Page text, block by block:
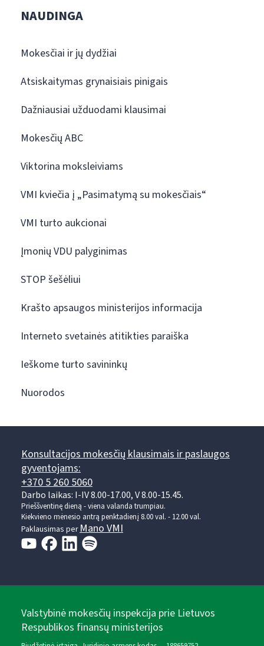
NAUDINGA
Mokesčiai ir jų dydžiai
Atsiskaitymas grynaisiais pinigais
Dažniausiai užduodami klausimai
Mokesčių ABC
Viktorina moksleiviams
VMI kviečia į „Pasimatymą su mokesčiais“
VMI turto aukcionai
Įmonių VDU palyginimas
STOP šešėliui
Krašto apsaugos ministerijos informacija
Interneto svetainės atitikties paraiška
Ieškome turto savininkų
Nuorodos
Konsultacijos mokesčių klausimais ir paslaugos
gyventojams:
+370 5 260 5060
Darbo laikas: I-IV 8.00-17.00, V 8.00-15.45.
Prieššventinę dieną - viena valanda trumpiau.
Kiekvieno mėnesio antrą penktadienį 8.00 val. - 12.00 val.
Paklausimas perMano VMI
Valstybinė mokesčių inspekcija prie Lietuvos
Respublikos finansų ministerijos